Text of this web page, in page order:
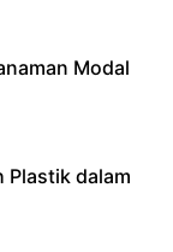
Modal
Plastik dalam